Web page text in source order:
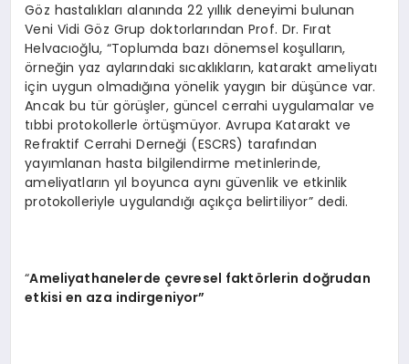
Göz hastalıkları alanında 22 yıllık deneyimi bulunan
Veni Vidi Göz Grup doktorlarından Prof. Dr. Fırat
Helvacıoğlu, “Toplumda bazı dönemsel koşulların,
örneğin yaz aylarındaki sıcaklıkların, katarakt ameliyatı
için uygun olmadığına yönelik yaygın bir düşünce var.
Ancak bu tür görüşler, güncel cerrahi uygulamalar ve
tıbbi protokollerle örtüşmüyor. Avrupa Katarakt ve
Refraktif Cerrahi Derneği (ESCRS) tarafından
yayımlanan hasta bilgilendirme metinlerinde,
ameliyatların yıl boyunca aynı güvenlik ve etkinlik
protokolleriyle uygulandığı açıkça belirtiliyor” dedi.
“Ameliyathanelerde çevresel faktörlerin doğrudan
etkisi en aza indirgeniyor”